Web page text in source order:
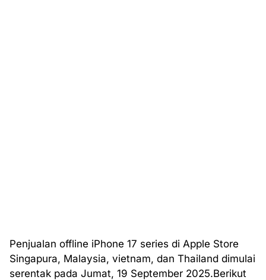
Penjualan offline iPhone 17 series di Apple Store
Singapura, Malaysia, vietnam, dan Thailand dimulai
serentak pada Jumat, 19 September 2025.Berikut